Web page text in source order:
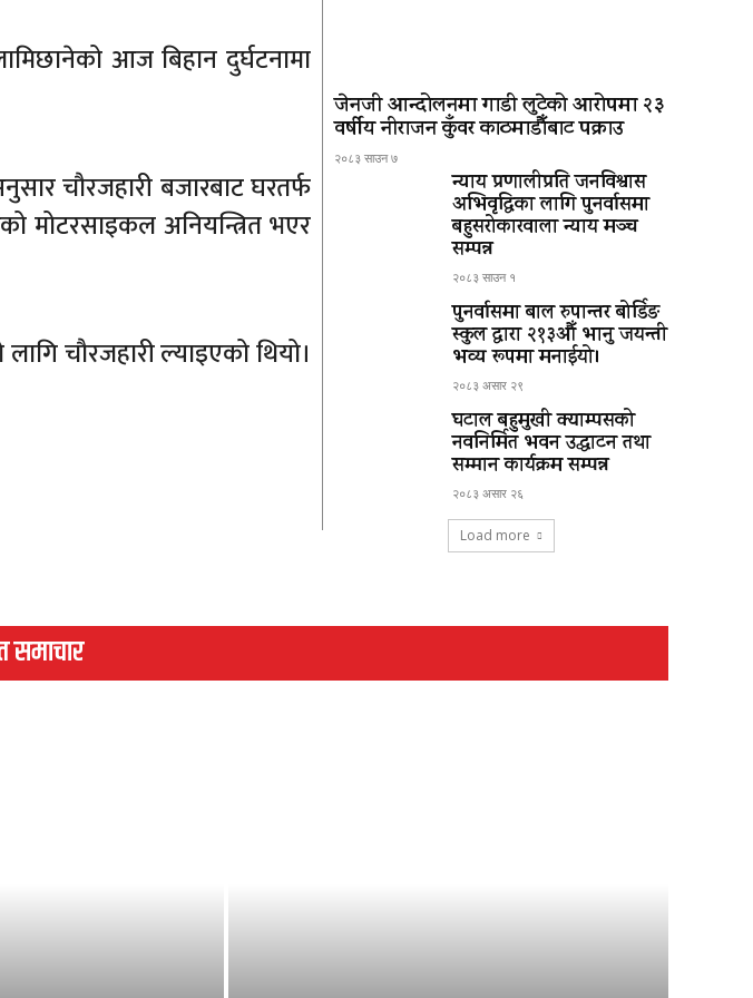
आज बिहान दुर्घटनामा
चौरजहारी बजारबाट घरतर्फ
मोटरसाइकल अनियन्त्रित भएर
चौरजहारी ल्याइएको थियो।
जेनजी आन्दोलनमा गाडी लुटेको आरोपमा २३
वर्षीय नीराजन कुँवर काठमाडौँबाट पक्राउ
२०८३ साउन ७
न्याय प्रणालीप्रति जनविश्वास
अभिवृद्धिका लागि पुनर्वासमा
बहुसरोकारवाला न्याय मञ्च
सम्पन्न
२०८३ साउन १
पुनर्वासमा बाल रुपान्तर बोर्डिङ
स्कुल द्धारा २१३औँ भानु जयन्ती
भव्य रूपमा मनाईयो।
२०८३ असार २९
घटाल बहुमुखी क्याम्पसको
नवनिर्मित भवन उद्घाटन तथा
सम्मान कार्यक्रम सम्पन्न
२०८३ असार २६
Load more
समाचार